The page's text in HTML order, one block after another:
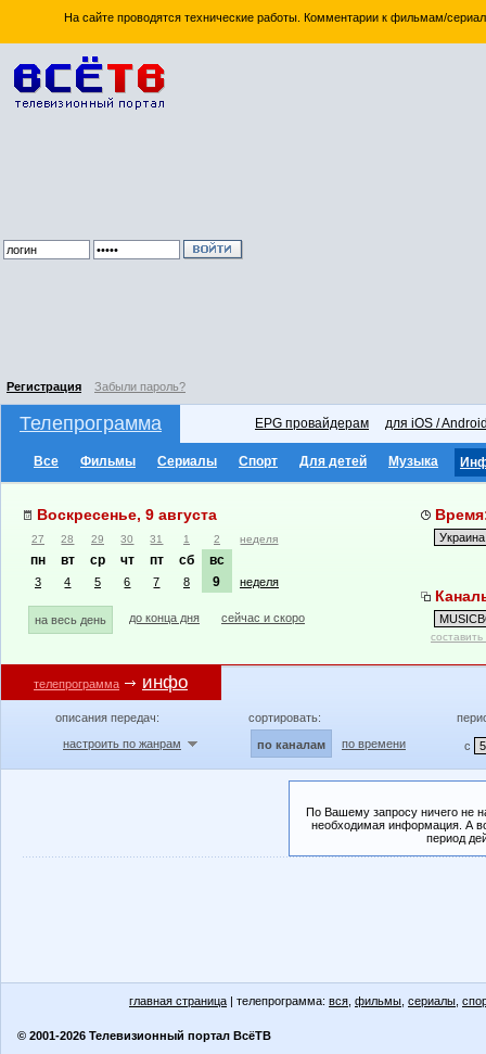
На сайте проводятся технические работы. Комментарии к фильмам/
Регистрация Забыли пароль?
Телепрограмма EPG провайдерам для iOS /
Все Фильмы Сериалы Спорт Для детей Музыка
Воскресенье, 9 августа
27 28 29 30 31 1 2 неделя
пн вт ср чт пт сб вс
3 4 5 6 7 8 9 неделя
на весь день до конца дня сейчас и скоро
телепрограмма инфо
описания передач:
настроить по жанрам
сортировать:
по каналам по времени с
По Вашему запросу ничего не
необходимая информация. А
период
главная страница | телепрограмма: вся фильмы сериалы
© 2001-2026 Телевизионный портал ВсёТВ